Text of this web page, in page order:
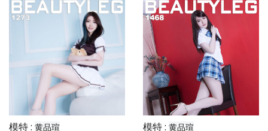
模特 : 黄品瑄 模特 : 黄品瑄